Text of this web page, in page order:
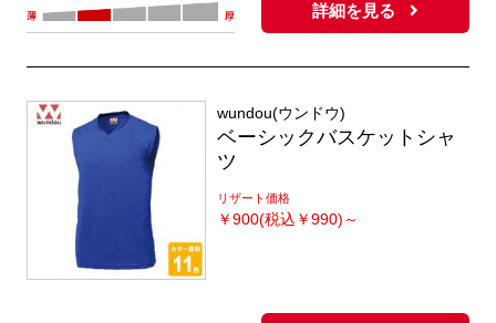
詳細を見る
wundou(ウンドウ)
ベーシックバスケットシャ
ツ
リザート価格
￥900(税込￥990)～